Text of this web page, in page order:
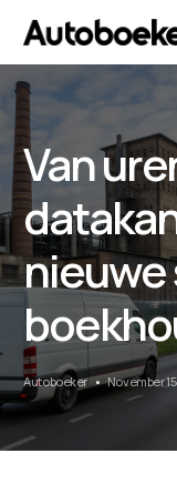
Van
nieuwe
Autoboeker November
AI